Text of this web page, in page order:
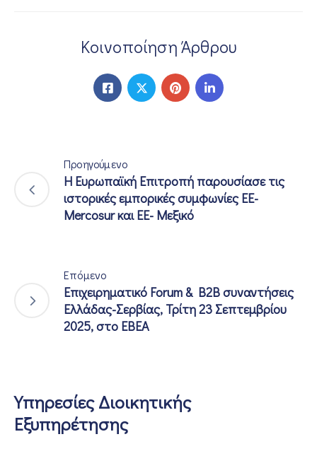
Κοινοποίηση Άρθρου
Προηγούμενο
Η Ευρωπαϊκή Επιτροπή παρουσίασε τις
ιστορικές εμπορικές συμφωνίες EE-
Mercosur και ΕΕ- Μεξικό
Επόμενο
Επιχειρηματικό Forum & B2B συναντήσεις
Ελλάδας-Σερβίας, Τρίτη 23 Σεπτεμβρίου
2025, στο ΕΒΕΑ
Υπηρεσίες Διοικητικής
Εξυπηρέτησης